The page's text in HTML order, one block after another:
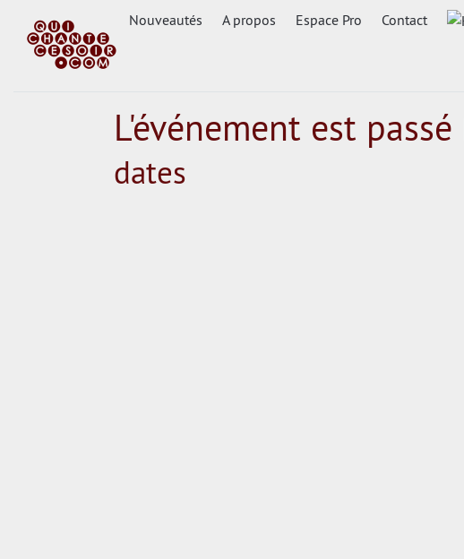
Nouveautés A propos Espace Pro Contact
L'événement est passé
dates